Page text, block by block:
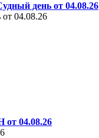
день от 04.08.26
04.08.26
от 04.08.26